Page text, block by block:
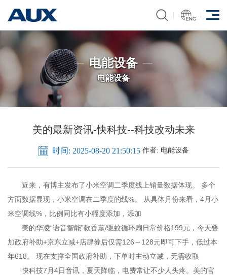
电能设备
电能设备
美的最新资讯-快科技--科技改动未来
时间: 2025-08-20 21:50:15 作者: 电能设备
近来，有博主发布了小米空调二季度线上销量数据体现。 多个
方面数据显现，小米空调在二季度的线%。 从具体月份来看，4月小
米空调线%，比例同比有小幅度添加，添加
美的华凌“语音智能”款香薰/驱蚊循环扇日常价格199元，今天叠
加政府补助+京东立减+店肆券后仅需126～128元即可下手，低过本
年618。 现在支撑全国政府补助，下单时主动立减，无需收取
快科技7月4日音讯，夏天降临，电费常让不少人头疼。美的官